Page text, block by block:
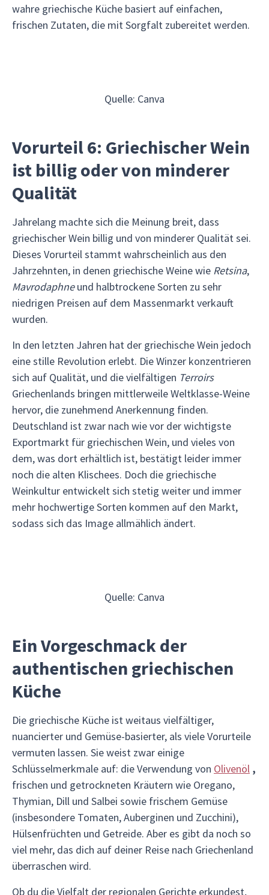
wahre griechische Küche basiert auf einfachen,
frischen Zutaten, die mit Sorgfalt zubereitet werden.
Quelle: Canva
Vorurteil 6: Griechischer Wein
ist billig oder von minderer
Qualität
Jahrelang machte sich die Meinung breit, dass
griechischer Wein billig und von minderer Qualität sei.
Dieses Vorurteil stammt wahrscheinlich aus den
Jahrzehnten, in denen griechische Weine wie Retsina,
Mavrodaphneund halbtrockene Sorten zu sehr
niedrigen Preisen auf dem Massenmarkt verkauft
wurden.
In den letzten Jahren hat der griechische Wein jedoch
eine stille Revolution erlebt. Die Winzer konzentrieren
sich auf Qualität, und die vielfältigen Terroirs
Griechenlands bringen mittlerweile Weltklasse-Weine
hervor, die zunehmend Anerkennung finden.
Deutschland ist zwar nach wie vor der wichtigste
Exportmarkt für griechischen Wein, und vieles von
dem, was dort erhältlich ist, bestätigt leider immer
noch die alten Klischees. Doch die griechische
Weinkultur entwickelt sich stetig weiter und immer
mehr hochwertige Sorten kommen auf den Markt,
sodass sich das Image allmählich ändert.
Quelle: Canva
Ein Vorgeschmack der
authentischen griechischen
Küche
Die griechische Küche ist weitaus vielfältiger,
nuancierter und Gemüse-basierter, als viele Vorurteile
vermuten lassen. Sie weist zwar einige
Schlüsselmerkmale auf: die Verwendung von Olivenöl ,
frischen und getrockneten Kräutern wie Oregano,
Thymian, Dill und Salbei sowie frischem Gemüse
(insbesondere Tomaten, Auberginen und Zucchini),
Hülsenfrüchten und Getreide. Aber es gibt da noch so
viel mehr, das dich auf deiner Reise nach Griechenland
überraschen wird.
Ob du die Vielfalt der regionalen Gerichte erkundest,